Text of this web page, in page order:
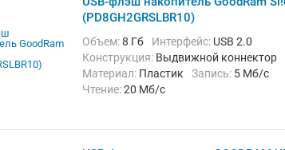
(PD8GH2GRSLBR10)
Объем:8 Гб Интерфейс: USB 2.0
Конструкция: Выдвижной коннектор
Материал: Пластик Запись: 5 Мб/с
Чтение:20 Мб/с